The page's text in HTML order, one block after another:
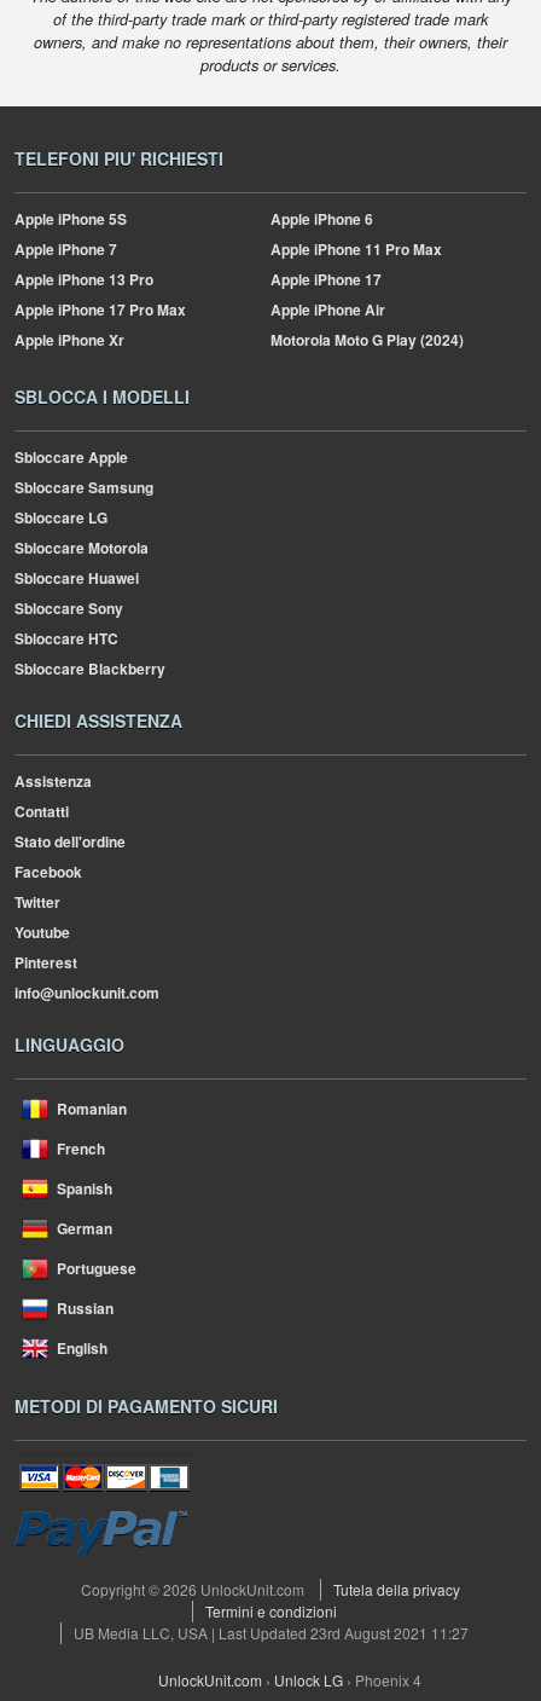
of the third-party trade mark or third-party registered trade mark
owners, and make no representations about them, their owners, their
products or services.
TELEFONI PIU' RICHIESTI
AppleiPhone 5S AppleiPhone 6
AppleiPhone 7 AppleiPhone 11 Pro Max
AppleiPhone 13 Pro AppleiPhone 17
AppleiPhone 17 Pro Max AppleiPhone Air
AppleiPhone Xr MotorolaMoto G Play (2024)
SBLOCCA I MODELLI
Sbloccare Apple
Sbloccare Samsung
Sbloccare LG
Sbloccare Motorola
Sbloccare Huawei
Sbloccare Sony
Sbloccare HTC
Sbloccare Blackberry
CHIEDI ASSISTENZA
Assistenza
Contatti
Stato dell'ordine
Facebook
Twitter
Youtube
Pinterest
info@unlockunit.com
LINGUAGGIO
Romanian
French
Spanish
German
Portuguese
Russian
English
METODI DI PAGAMENTO SICURI
Copyright © 2026 UnlockUnit.com
Tutela della privacy
Termini e condizioni
UB Media LLC, USA | Last Updated 23rd August 2021 11:27
UnlockUnit.com › Unlock LG › Phoenix 4